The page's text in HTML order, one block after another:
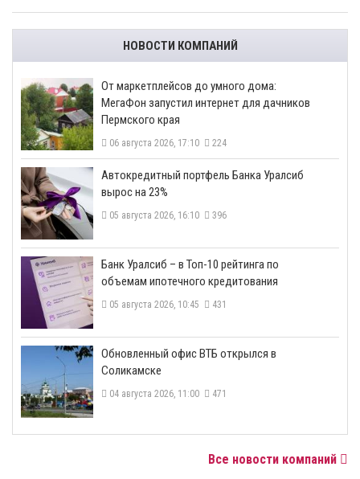
НОВОСТИ КОМПАНИЙ
От маркетплейсов до умного дома:
МегаФон запустил интернет для дачников
Пермского края
06 августа 2026, 17:10 224
​Автокредитный портфель Банка Уралсиб
вырос на 23%
05 августа 2026, 16:10 396
​Банк Уралсиб – в Топ-10 рейтинга по
объемам ипотечного кредитования
05 августа 2026, 10:45 431
​Обновленный офис ВТБ открылся в
Соликамске
04 августа 2026, 11:00 471
Все новости компаний